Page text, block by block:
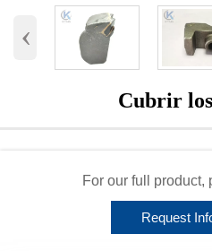
‹
Cubrir
For our full product,
Request